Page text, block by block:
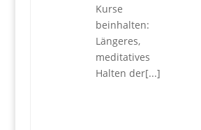
Kurse
beinhalten:
Längeres,
meditatives
Halten der[...]